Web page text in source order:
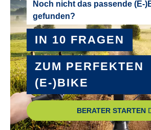
Trekking Pedale mit Kunststoffkörper mit
RADGRÖSSE :
28"
RAHMEN :
Aluminium
Noch nicht das passende (E-
gefunden?
IN 10 FRAGEN
ZUM PERFEKTEN
(E-)BIKE
BERATER STARTEN